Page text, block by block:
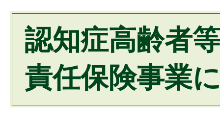
認知症高齢者
責任保険事業